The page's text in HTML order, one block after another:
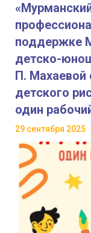
поддержке
детско-
П. Махаевой
детского
один
29 сентября 2025